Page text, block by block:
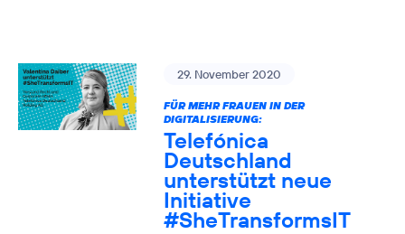
29. November 2020
FÜR MEHR FRAUEN IN DER
DIGITALISIERUNG:
Telefónica
Deutschland
unterstützt neue
Initiative
#SheTransformsIT